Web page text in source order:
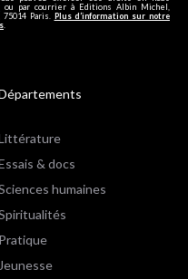
ou par courrier à Editions Albin Michel,
Paris. Plus d’information sur notre
& docs
humaines
Pratique
Jeunesse